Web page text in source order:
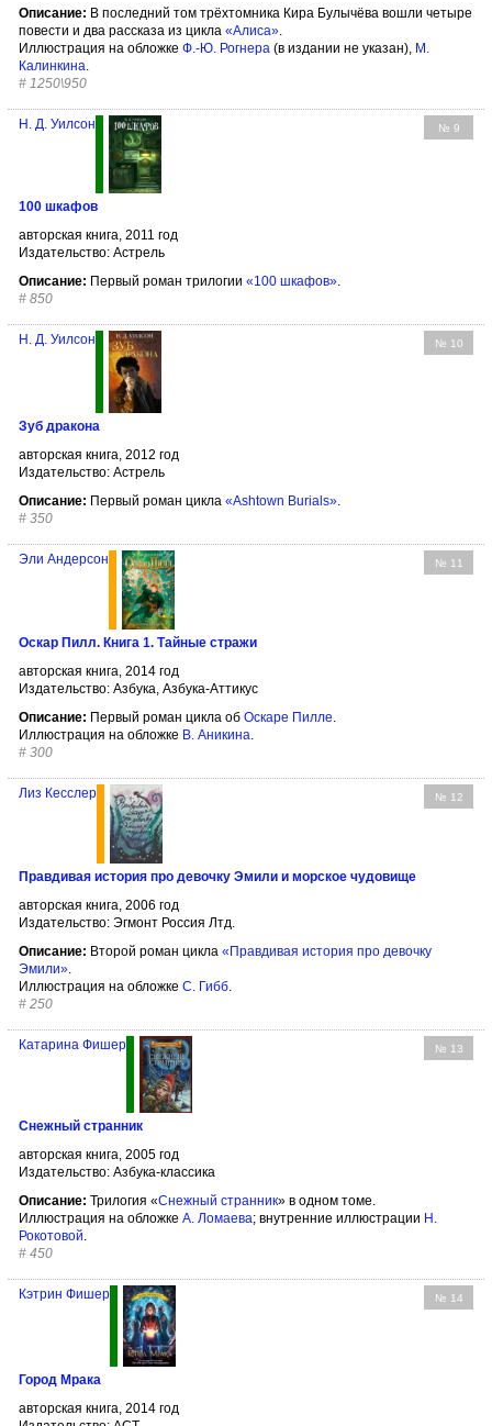
Описание: В последний том трёхтомника Кира Булычёва вошли четыре
повести и два рассказа из цикла «Алиса».
Иллюстрация на обложке Ф.-Ю. Рогнера (в издании не указан), М.
Калинкина.
# 1250\950
№ 9
Н. Д. Уилсон
100 шкафов
авторская книга, 2011 год
Издательство: Астрель
Описание: Первый роман трилогии «100 шкафов».
# 850
№ 10
Н. Д. Уилсон
Зуб дракона
авторская книга, 2012 год
Издательство: Астрель
Описание: Первый роман цикла «Ashtown Burials»
# 350
№ 11
Эли Андерсон
Оскар Пилл. Книга 1. Тайные стражи
авторская книга, 2014 год
Издательство: Азбука, Азбука-Аттикус
Описание: Первый роман цикла об Оскаре Пилле
Иллюстрация на обложке В. Аникина
# 300
№ 12
Лиз Кесслер
Правдивая история про девочку Эмили и морское чудовище
авторская книга, 2006 год
Издательство: Эгмонт Россия Лтд.
Описание: Второй роман цикла «Правдивая история про девочку
Эмили».
Иллюстрация на обложке С. Гибб.
# 250
№ 13
Катарина Фишер
Снежный странник
авторская книга, 2005 год
Издательство: Азбука-классика
Описание: Трилогия «Снежный странник» в одном томе.
Иллюстрация на обложке A. Ломаева; внутренние иллюстрации Н.
Рокотовой.
# 450
№ 14
Кэтрин Фишер
Город Мрака
авторская книга, 2014 год